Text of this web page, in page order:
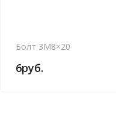
Болт 3М8×20
6руб.